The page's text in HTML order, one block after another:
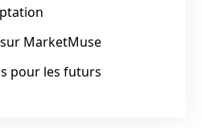
MarketMuse
pour les futurs